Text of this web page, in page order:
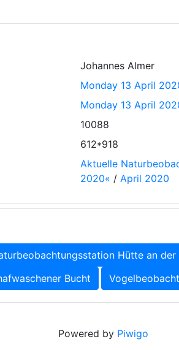
Johannes Almer
Monday 13 April
Monday 13 April
10088
612*918
Aktuelle
2020« / April 2020
Hütte an der
Bucht
Powered by Piwigo